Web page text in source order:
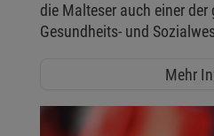
die Malteser auch einer
Gesundheits- und
Mehr